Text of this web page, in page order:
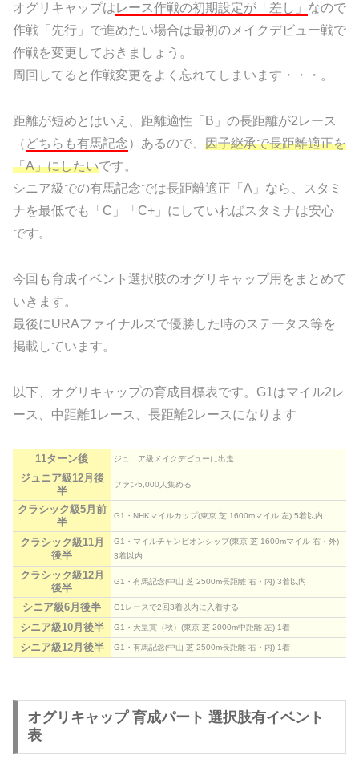
オグリキャップはレース作戦の初期設定が「差し」 なので
作戦「先行」で進めたい場合は最初のメイクデビュー戦で
作戦を変更しておきましょう。
周回してると作戦変更をよく忘れてしまいます・・・。
距離が短めとはいえ、距離適性「B」の長距離が2レース
（ どちらも有馬記念）あるので、 因子継承で長距離適正を
「A」にしたいです。
シニア級での有馬記念では長距離適正「A」なら、スタミ
ナを最低でも「C」「C+」にしていればスタミナは安心
です。
今回も育成イベント選択肢のオグリキャップ用をまとめて
いきます。
最後にURAファイナルズで優勝した時のステータス等を
掲載しています。
以下、オグリキャップの育成目標表です。G1はマイル2レ
ース、中距離1レース、長距離2レースになります
11ターン後 ジュニア級メイクデビューに出走
ジュニア級12月後
半
ファン5,000人集める
クラシック級5月前
半
G1・NHKマイルカップ(東京 芝 1600mマイル 左) 5着以内
クラシック級11月
後半
G1・マイルチャンピオンシップ(東京 芝 1600mマイル 右・外)
3着以内
クラシック級12月
後半
G1・有馬記念(中山 芝 2500m長距離 右・内) 3着以内
シニア級6月後半 G1レースで2回3着以内に入着する
シニア級10月後半 G1・天皇賞（秋）(東京 芝 2000m中距離 左) 1着
シニア級12月後半 G1・有馬記念(中山 芝 2500m長距離 右・内) 1着
オグリキャップ 育成パート 選択肢有イベント
表